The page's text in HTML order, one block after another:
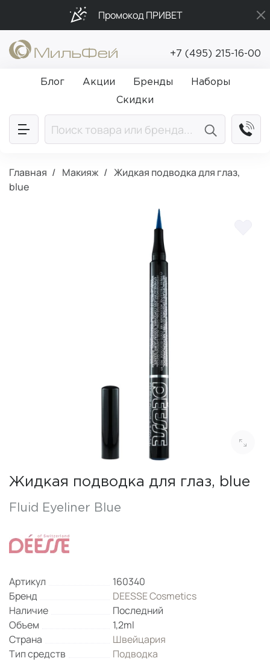
Промокод ПРИВЕТ
Бесплатная доставка от 5 000₽
Подарки в каждый заказ от 5 000₽
+7 (495) 215-16-00
Блог Акции Бренды
Наборы
Скидки
Главная Макияж
Жидкая подводка для глаз,
blue
Жидкая подводка для глаз, blue
Fluid Eyeliner Blue
Артикул
160340
Бренд
DEESSE Cosmetics
Наличие
Последний
Объем
1,2ml
Страна
Швейцария
Тип средств
Подводка